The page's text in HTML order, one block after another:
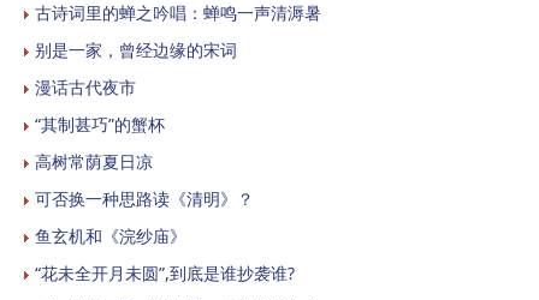
古诗词里的蝉之吟唱：蝉鸣一声清溽暑
别是一家，曾经边缘的宋词
漫话古代夜市
“其制甚巧”的蟹杯
高树常荫夏日凉
可否换一种思路读《清明》？
鱼玄机和《浣纱庙》
“花未全开月未圆”,到底是谁抄袭谁?